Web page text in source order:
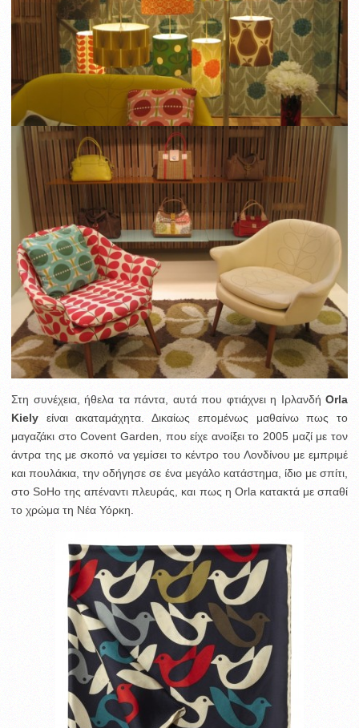
Στη συνέχεια, ήθελα τα πάντα, αυτά που φτιάχνει η Ιρλανδή Orla
Kiely είναι ακαταμάχητα. Δικαίως επομένως μαθαίνω πως το
μαγαζάκι στο Covent Garden, που είχε ανοίξει το 2005 μαζί με τον
άντρα της με σκοπό να γεμίσει το κέντρο του Λονδίνου με εμπριμέ
και πουλάκια, την οδήγησε σε ένα μεγάλο κατάστημα, ίδιο με σπίτι,
στο SoHo της απέναντι πλευράς, και πως η Orla κατακτά με σπαθί
το χρώμα τη Νέα Υόρκη.